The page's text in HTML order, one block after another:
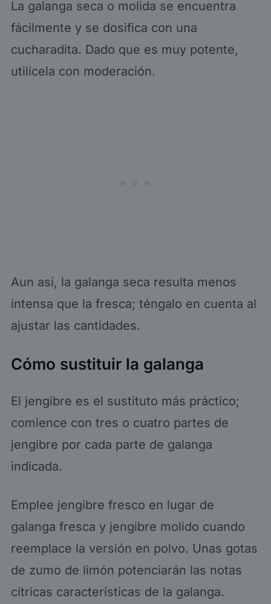
La galanga seca o molida se encuentra
fácilmente y se dosifica con una
cucharadita. Dado que es muy potente,
utilícela con moderación.
Aun así, la galanga seca resulta menos
intensa que la fresca; téngalo en cuenta al
ajustar las cantidades.
Cómo sustituir la galanga
El jengibre es el sustituto más práctico;
comience con tres o cuatro partes de
jengibre por cada parte de galanga
indicada.
Emplee jengibre fresco en lugar de
galanga fresca y jengibre molido cuando
reemplace la versión en polvo. Unas gotas
de zumo de limón potenciarán las notas
cítricas características de la galanga.